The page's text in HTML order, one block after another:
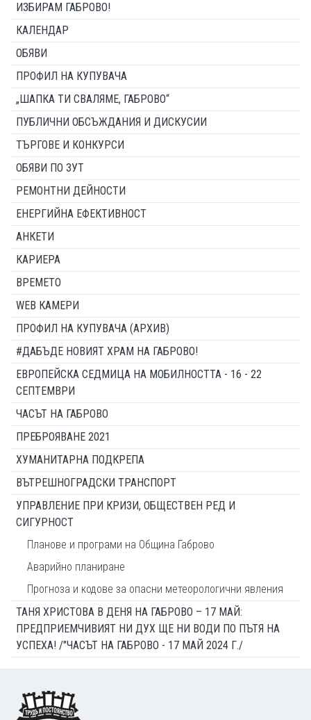
ИЗБИРАМ ГАБРОВО!
КАЛЕНДАР
ОБЯВИ
ПРОФИЛ НА КУПУВАЧА
„ШАПКА ТИ СВАЛЯМЕ, ГАБРОВО“
ПУБЛИЧНИ ОБСЪЖДАНИЯ И ДИСКУСИИ
ТЪРГОВЕ И КОНКУРСИ
ОБЯВИ ПО ЗУТ
РЕМОНТНИ ДЕЙНОСТИ
ЕНЕРГИЙНА ЕФЕКТИВНОСТ
АНКЕТИ
КАРИЕРА
ВРЕМЕТО
WEB КАМЕРИ
ПРОФИЛ НА КУПУВАЧА (АРХИВ)
#ДАБЪДЕ НОВИЯТ ХРАМ НА ГАБРОВО!
ЕВРОПЕЙСКА СЕДМИЦА НА МОБИЛНОСТТА - 16 - 22
СЕПТЕМВРИ
ЧАСЪТ НА ГАБРОВО
ПРЕБРОЯВАНЕ 2021
ХУМАНИТАРНА ПОДКРЕПА
ВЪТРЕШНОГРАДСКИ ТРАНСПОРТ
УПРАВЛЕНИЕ ПРИ КРИЗИ, ОБЩЕСТВЕН РЕД И
СИГУРНОСТ
Планове и програми на Община Габрово
Аварийно планиране
Прогноза и кодове за опасни метеорологични явления
ТАНЯ ХРИСТОВА В ДЕНЯ НА ГАБРОВО – 17 МАЙ:
ПРЕДПРИЕМЧИВИЯТ НИ ДУХ ЩЕ НИ ВОДИ ПО ПЪТЯ НА
УСПЕХА! /"ЧАСЪТ НА ГАБРОВО - 17 МАЙ 2024 Г./
Footer